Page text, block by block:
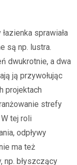
sprawiała
są np. lustra.
dwukrotnie, a dwa
ją przywołując
projektach
strefy
tej roli
odpływy
ma też
np. błyszczący